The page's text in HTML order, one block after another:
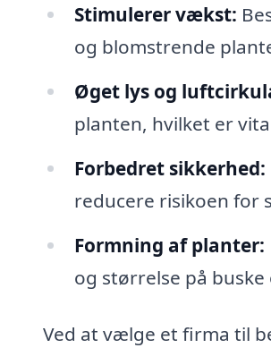
Stimulerer vækst:
og blomstrende
Øget lys og
planten, hvilket er
Forbedret sikkerhed:
reducere risikoen for
Formning af planter:
og størrelse på
Ved at vælge et firma til